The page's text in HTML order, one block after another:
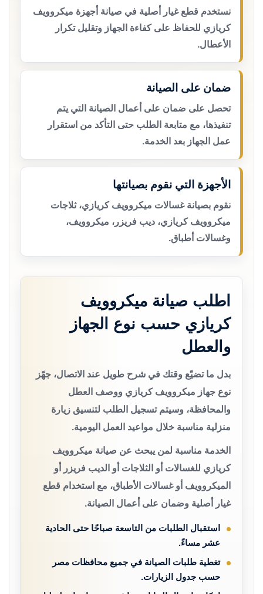
نستخدم قطع غيار أصلية في صيانة أجهزة ميكروويف
كريازي للحفاظ على كفاءة الجهاز وتقليل تكرار
الأعطال.
ضمان على الصيانة
تحصل على ضمان على أعمال الصيانة التي يتم
تنفيذها، مع متابعة الطلب حتى التأكد من استقرار
عمل الجهاز بعد الخدمة.
الأجهزة التي نقوم بصيانتها
نقوم بصيانة غسالات ميكروويف كريازي، ثلاجات
ميكروويف كريازي، ديب فريزر، ميكروويف،
وغسالات أطباق.
اطلب صيانة ميكروويف
كريازي حسب نوع الجهاز
والعطل
بدل ما تضيّع وقتك في شرح طويل عند الاتصال، جهّز
نوع جهاز ميكروويف كريازي ووصف العطل
والمحافظة، وسيتم تسجيل الطلب لتنسيق زيارة
منزلية مناسبة خلال مواعيد العمل اليومية.
الخدمة مناسبة لمن يبحث عن صيانة ميكروويف
كريازي للغسالات أو الثلاجات أو الديب فريزر أو
الميكروويف أو غسالات الأطباق، مع استخدام قطع
غيار أصلية وضمان على أعمال الصيانة.
استقبال الطلبات من التاسعة صباحًا حتى الحادية
عشر مساءً.
تغطية طلبات الصيانة في جميع محافظات مصر
حسب جدول الزيارات.